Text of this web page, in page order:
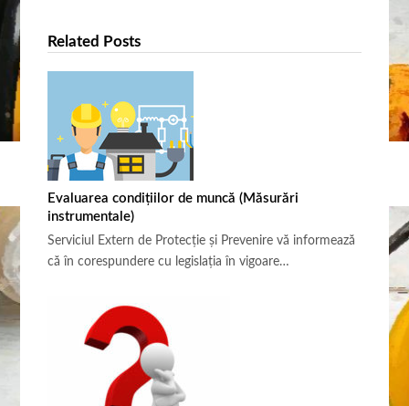
Related Posts
Evaluarea condițiilor de muncă (Măsurări
instrumentale)
Serviciul Extern de Protecție și Prevenire vă informează
că în corespundere cu legislația în vigoare…